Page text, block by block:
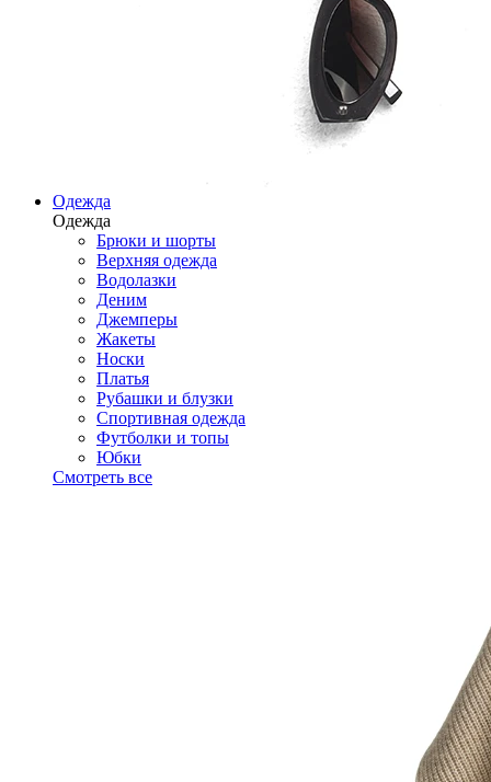
Одежда
Одежда
Брюки и шорты
Верхняя одежда
Водолазки
Деним
Джемперы
Жакеты
Носки
Платья
Рубашки и блузки
Спортивная одежда
Футболки и топы
Юбки
Смотреть все